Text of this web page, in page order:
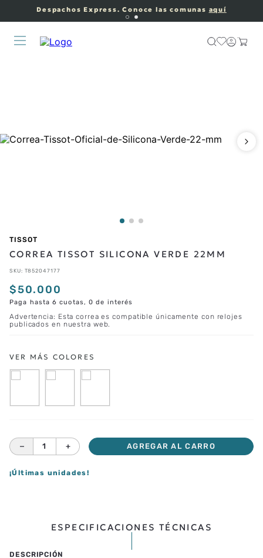
Despachos Express. Conoce las comunas aquí
TISSOT
CORREA TISSOT SILICONA VERDE 22MM
SKU: T852047177
$50.000
Paga hasta 6 cuotas, 0 de interés
Advertencia: Esta correa es compatible únicamente con relojes
publicados en nuestra web.
＋
－ AGREGAR AL CARRO
¡Últimas unidades!
ESPECIFICACIONES TÉCNICAS